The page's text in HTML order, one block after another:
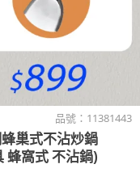
品號： 11381443
巢式不沾炒鍋
蜂窩式 不沾鍋)